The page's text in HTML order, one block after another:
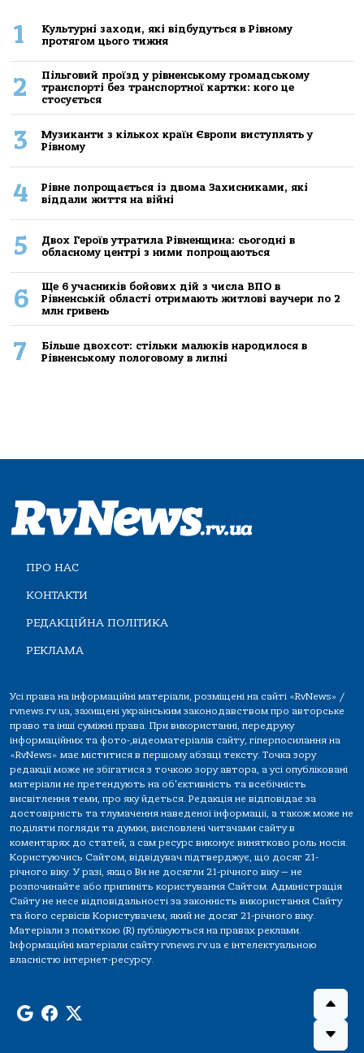
1
Культурні заходи, які відбудуться в Рівному
протягом цього тижня
2
Пільговий проїзд у рівненському громадському
транспорті без транспортної картки: кого це
стосується
3
Музиканти з кількох країн Європи виступлять у
Рівному
4
Рівне попрощається із двома Захисниками, які
віддали життя на війні
5
Двох Героїв утратила Рівненщина: сьогодні в
обласному центрі з ними попрощаються
6
Ще 6 учасників бойових дій з числа ВПО в
Рівненській області отримають житлові ваучери по 2
млн гривень
7
Більше двохсот: стільки малюків народилося в
Рівненському пологовому в липні
ПРО НАС
КОНТАКТИ
РЕДАКЦІЙНА ПОЛІТИКА
РЕКЛАМА
Усі права на інформаційні матеріали, розміщені на сайті «RvNews» /
rvnews.rv.ua, захищені українським законодавством про авторське
право та інші суміжні права. При використанні, передруку
інформаційних та фото-,відеоматеріалів сайту, гіперпосилання на
«RvNews» має міститися в першому абзаці тексту. Точка зору
редакції може не збігатися з точкою зору автора, а усі опубліковані
матеріали не претендують на об'єктивність та всебічність
висвітлення теми, про яку йдеться. Редакція не відповідає за
достовірність та тлумачення наведеної інформації, а також може не
поділяти погляди та думки, висловлені читачами сайту в
коментарях до статей, а сам ресурс виконує винятково роль носія.
Користуючись Сайтом, відвідувач підтверджує, що досяг 21-
річного віку. У разі, якщо Ви не досягли 21-річного віку — не
розпочинайте або припиніть користування Сайтом. Адміністрація
Сайту не несе відповідальності за законність використання Сайту
та його сервісів Користувачем, який не досяг 21-річного віку.
Матеріали з поміткою (R) публікуються на правах реклами.
Інформаційні матеріали сайту rvnews.rv.ua є інтелектуальною
власністю інтернет-ресурсу.